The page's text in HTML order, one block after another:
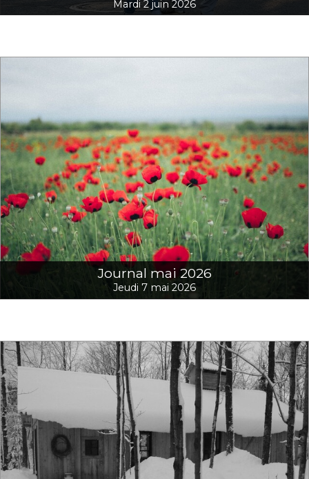
Mardi 2 juin 2026
Journal mai 2026
Jeudi 7 mai 2026